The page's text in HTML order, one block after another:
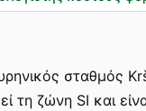
σταθμός
τη ζώνη SI και